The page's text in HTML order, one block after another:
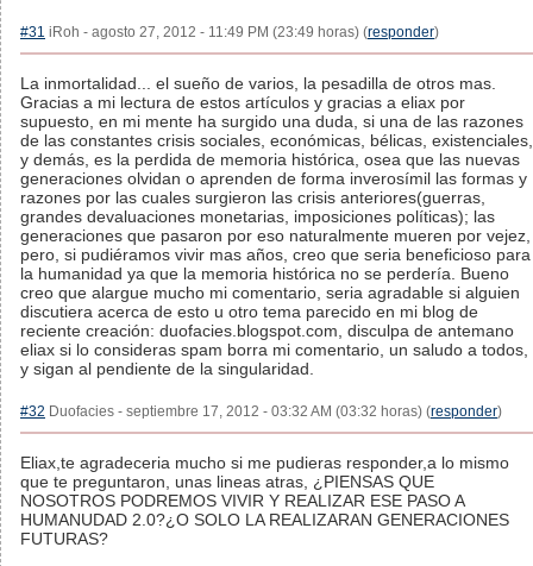
#31 iRoh - agosto 27, 2012 - 11:49 PM (23:49 horas) (responder)
La inmortalidad... el sueño de varios, la pesadilla de otros mas.
Gracias a mi lectura de estos artículos y gracias a eliax por
supuesto, en mi mente ha surgido una duda, si una de las razones
de las constantes crisis sociales, económicas, bélicas, existenciales,
y demás, es la perdida de memoria histórica, osea que las nuevas
generaciones olvidan o aprenden de forma inverosímil las formas y
razones por las cuales surgieron las crisis anteriores(guerras,
grandes devaluaciones monetarias, imposiciones políticas); las
generaciones que pasaron por eso naturalmente mueren por vejez,
pero, si pudiéramos vivir mas años, creo que seria beneficioso para
la humanidad ya que la memoria histórica no se perdería. Bueno
creo que alargue mucho mi comentario, seria agradable si alguien
discutiera acerca de esto u otro tema parecido en mi blog de
reciente creación: duofacies.blogspot.com, disculpa de antemano
eliax si lo consideras spam borra mi comentario, un saludo a todos,
y sigan al pendiente de la singularidad.
#32 Duofacies - septiembre 17, 2012 - 03:32 AM (03:32 horas) (responder)
Eliax,te agradeceria mucho si me pudieras responder,a lo mismo
que te preguntaron, unas lineas atras, ¿PIENSAS QUE
NOSOTROS PODREMOS VIVIR Y REALIZAR ESE PASO A
HUMANUDAD 2.0?¿O SOLO LA REALIZARAN GENERACIONES
FUTURAS?